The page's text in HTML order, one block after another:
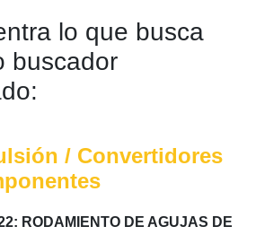
lo que busca
buscador
/ Convertidores
RODAMIENTO DE AGUJAS DE